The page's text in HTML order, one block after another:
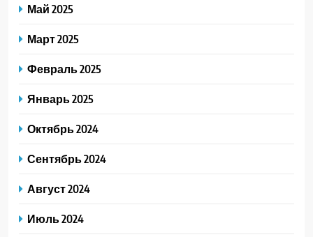
Май 2025
Март 2025
Февраль 2025
Январь 2025
Октябрь 2024
Сентябрь 2024
Август 2024
Июль 2024